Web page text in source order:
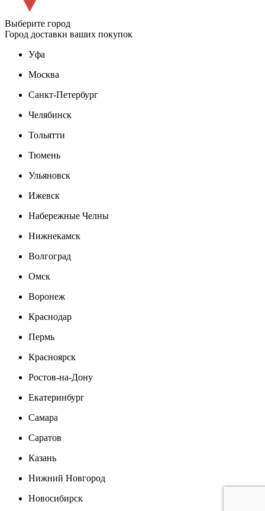
Выберите город
Город доставки ваших покупок
Уфа
Москва
Санкт-Петербург
Челябинск
Тольятти
Тюмень
Ульяновск
Ижевск
Набережные Челны
Нижнекамск
Волгоград
Омск
Воронеж
Краснодар
Пермь
Красноярск
Ростов-на-Дону
Екатеринбург
Самара
Саратов
Казань
Нижний Новгород
Новосибирск